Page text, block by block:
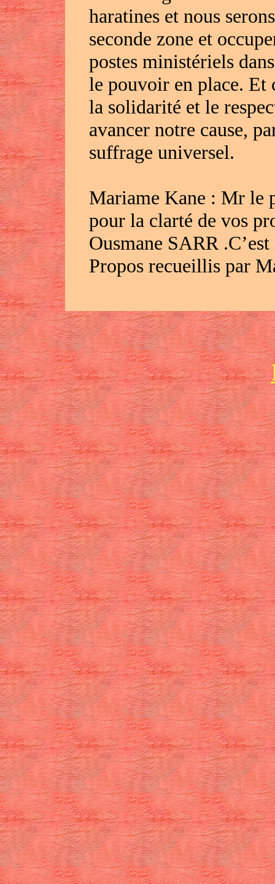
haratines et nous
seconde zone et
postes ministériels
le pouvoir en place. Et
la solidarité et le
avancer notre cause,
suffrage universel.
Mariame Kane : Mr le
pour la clarté de vos
Ousmane SARR
Propos recueillis par